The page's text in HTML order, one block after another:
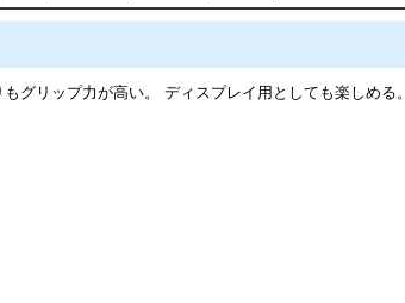
グリップ力が高い。 ディスプレイ用としても楽しめる。